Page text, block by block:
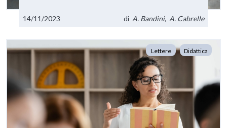
14/11/2023 di A. Bandini, A. Cabrelle
Lettere Didattica